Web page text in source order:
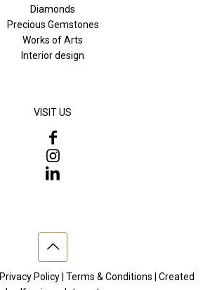
Diamonds
Precious Gemstones
Works of Arts
Interior design
VISIT US
Privacy Policy Terms & Conditions | Created